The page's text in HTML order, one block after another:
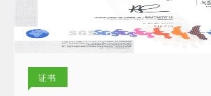
证书